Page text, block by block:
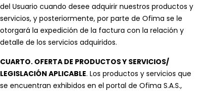
del Usuario cuando desee adquirir nuestros productos y
servicios, y posteriormente, por parte de Ofima se le
otorgará la expedición de la factura con la relación y
detalle de los servicios adquiridos.
CUARTO. OFERTA DE PRODUCTOS Y SERVICIOS/
LEGISLACIÓN APLICABLE. Los productos y servicios que
se encuentran exhibidos en el portal de Ofima S.A.S.,